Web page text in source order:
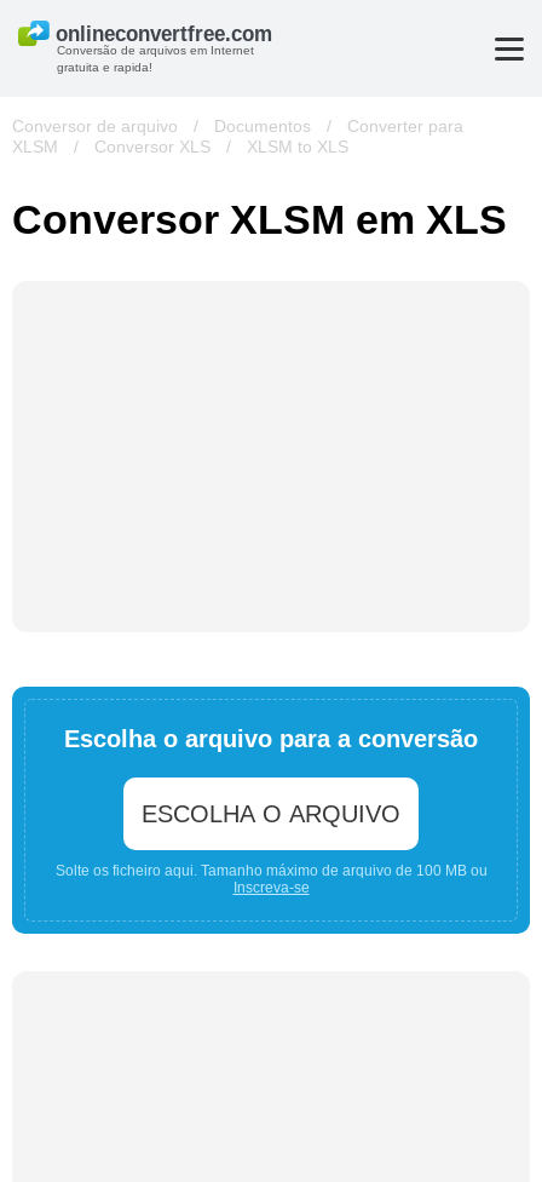
Conversão de arquivos em Internet
gratuita e rapida!
Conversor de arquivo / Documentos /
Converter para
XLSM
/ Conversor XLS / XLSM to XLS
Conversor XLSM em XLS
Escolha o arquivo para a conversão
ESCOLHA O ARQUIVO
Solte os ficheiro aqui. Tamanho máximo de arquivo de 100 MB ou
Inscreva-se